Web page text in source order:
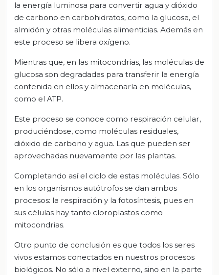
la energía luminosa para convertir agua y dióxido
de carbono en carbohidratos, como la glucosa, el
almidón y otras moléculas alimenticias. Además en
este proceso se libera oxígeno.
Mientras que, en las mitocondrias, las moléculas de
glucosa son degradadas para transferir la energía
contenida en ellos y almacenarla en moléculas,
como el ATP.
Este proceso se conoce como respiración celular,
produciéndose, como moléculas residuales,
dióxido de carbono y agua. Las que pueden ser
aprovechadas nuevamente por las plantas.
Completando así el ciclo de estas moléculas. Sólo
en los organismos autótrofos se dan ambos
procesos: la respiración y la fotosíntesis, pues en
sus células hay tanto cloroplastos como
mitocondrias.
Otro punto de conclusión es que todos los seres
vivos estamos conectados en nuestros procesos
biológicos. No sólo a nivel externo, sino en la parte